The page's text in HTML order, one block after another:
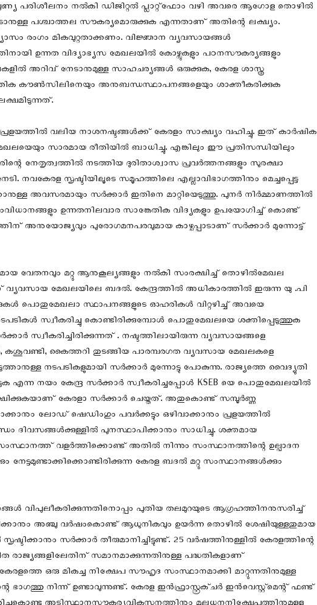
പരിശീലനം നൽകി ഡിജിറ്റൽ പ്ലാറ്റ്ഫോം വഴി അവരെ ആഗോള തൊഴിൽ
പശ്ചാത്തല സൗകര്യമൊരുക്കുക എന്നതാണ് അതിന്റെ ലക്ഷ്യം.
രംഗം മികവുറ്റതാക്കണം. വിജ്ഞാന വ്യവസായങ്ങൾ
ഉന്നത വിദ്യാഭ്യസ മേഖലയിൽ കോഴ്സുകളും പഠനസൗകര്യങ്ങളും
അറിവ് നേടാനുമുള്ള സാഹചര്യങ്ങൾ ഒരുക്കുക, കേരള ശാസ്ത്ര
കൗൺസിലിനെയും അനുബന്ധസ്ഥാപനങ്ങളെയും ശാക്തീകരിക്കുക
പ്രളയത്തില്‍ വലിയ നാശനഷ്ടങ്ങൾക്ക് കേരളം സാക്ഷ്യം വഹിച്ചു. ഇത് കാർഷിക
സാരമായ രീതിയിൽ ബാധിച്ചു. എങ്കിലും ഈ പ്രതിസന്ധിയിലും
നേതൃത്വത്തിൽ നടത്തിയ ദുരിതാശ്വാസ പ്രവർത്തനങ്ങളും സുരക്ഷാ
നവകേരള സൃഷ്ടിയിലൂടെ സമൂഹത്തിലെ എല്ലാവിഭാഗത്തിനും മെച്ചപ്പെട്ട
അവസരമായും സർക്കാർ ഇതിനെ മാറ്റിയെടുത്തു. പുനർ നിർമ്മാണത്തിൽ
ഉന്നതനിലവാര സാങ്കേതിക വിദ്യകളും ഉപയോഗിച്ച് കൊണ്ട്
അനുയോജ്യവും പുരോഗമനപരവുമായ കാഴ്ചപ്പാടാണ് സർക്കാർ മുന്നോട്ട്
വേതനവും മറ്റു ആനുകൂല്യങ്ങളും നൽകി സംരക്ഷിച്ച് തൊഴിൽമേഖല
മേഖലയിലെ ബദൽ. കേന്ദ്രത്തിൽ അധികാരത്തിൽ ഇരുന്ന യു .പി
പൊതുമേഖലാ സ്ഥാപനങ്ങളുടെ ഓഹരികൾ വിറ്റഴിച്ച് അവയെ
സ്വീകരിച്ചു കൊണ്ടിരിക്കുമ്പോൾ പൊതുമേഖലയെ ശക്തിപ്പെടുത്തുക
സ്വീകരിച്ചിരിക്കുന്നത് . നഷ്ടത്തിലായിരുന്ന വ്യവസായങ്ങളെ
കശുവണ്ടി, കൈത്തറി തുടങ്ങിയ പാരമ്പരഗത വ്യവസായ മേഖലകളെ
നടപടികളുമായി സർക്കാർ മുന്നോട്ടു പോകുന്നു. രാജ്യത്തെ വൈദ്യുതി
എന്ന നയം കേന്ദ്ര സർക്കാർ സ്വീകരിച്ചപ്പോൾ KSEB യെ പൊതുമേഖലയിൽ
കേരളാ സർക്കാർ ചെയ്തത്. അതുകൊണ്ട് സമ്പൂർണ്ണ
ലോഡ് ഷെഡിംഗും പവർക്കട്ടും ഒഴിവാക്കാനും പ്രളയത്തിൽ
ദിവസങ്ങൾക്കുള്ളിൽ പുനസ്ഥാപിക്കാനും സാധിച്ചു. ശക്തമായ
വളർത്തിക്കൊണ്ട് അതിൽ നിന്നും സംസ്ഥാനത്തിന്റെ ഉല്പാദന
കേരള ബദൽ മറ്റു സംസ്ഥാനങ്ങൾക്കും
വിപുലീകരിക്കുന്നതിനൊപ്പം പുതിയ തലമുറയുടെ ആഗ്രഹത്തിനനുസരിച്ച്‌
അഞ്ചു വർഷംകൊണ്ട് ആധുനികവും ഉയർന്ന തൊഴിൽ ശേഷിയുള്ളതുമായ
സർക്കാർ തീരുമാനിച്ചിട്ടുണ്ട്. 25 വർഷത്തിനുള്ളിൽ കേരളത്തിന്റെ
രാജ്യങ്ങളിലേതിന്‌ സമാനമാക്കുന്നതിനുള്ള പദ്ധതികളാണ്
ഒരു മികച്ച നിക്ഷേപ സൗഹൃദ സംസ്ഥാനമാക്കി മാറ്റുന്നതിനുമുള്ള
ഭാഗത്തു നിന്ന് ഉണ്ടാവുന്നുണ്ട്. കേരള ഇൻഫ്രാസ്റ്റ്രക്ചർ ഇൻവെസ്റ്റ്മെന്റ് ഫണ്ട്